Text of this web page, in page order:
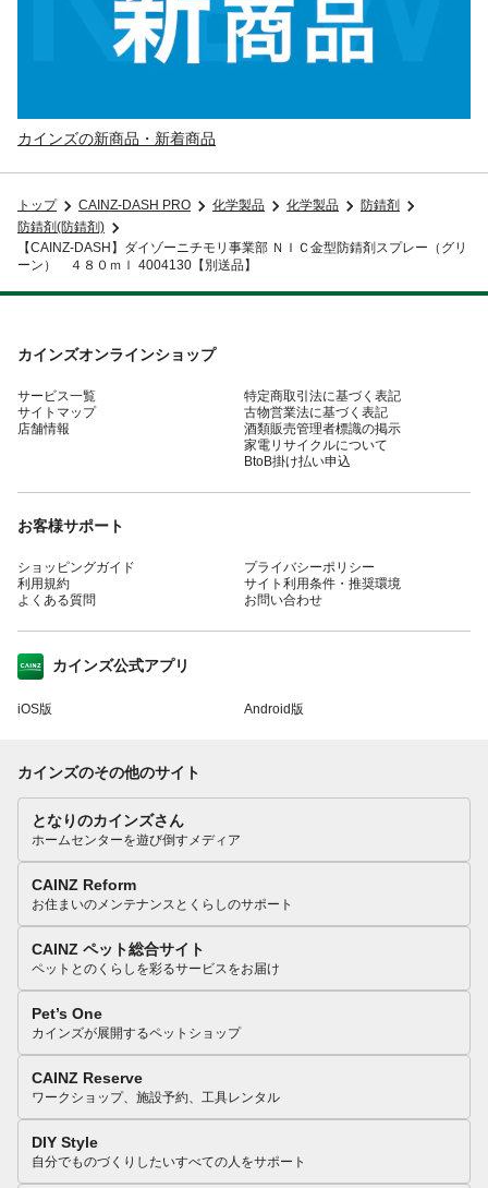
カインズの新商品・新着商品
トップ CAINZ-DASH PRO 化学製品 化学製品
防錆剤
防錆剤(防錆剤)
【CAINZ-DASH】ダイゾーニチモリ事業部 ＮＩＣ金型防錆剤スプレー（グリ
ーン） ４８０ｍｌ 4004130【別送品】
カインズオンラインショップ
サービス一覧
サイトマップ
店舗情報
特定商取引法に基づく表記
古物営業法に基づく表記
酒類販売管理者標識の掲示
家電リサイクルについて
BtoB掛け払い申込
お客様サポート
ショッピングガイド
利用規約
よくある質問
プライバシーポリシー
サイト利用条件・推奨環境
お問い合わせ
カインズ公式アプリ
iOS版 Android版
カインズのその他のサイト
となりのカインズさん
ホームセンターを遊び倒すメディア
CAINZ Reform
お住まいのメンテナンスとくらしのサポート
CAINZ ペット総合サイト
ペットとのくらしを彩るサービスをお届け
Pet’s One
カインズが展開するペットショップ
CAINZ Reserve
ワークショップ、施設予約、工具レンタル
DIY Style
自分でものづくりしたいすべての人をサポート